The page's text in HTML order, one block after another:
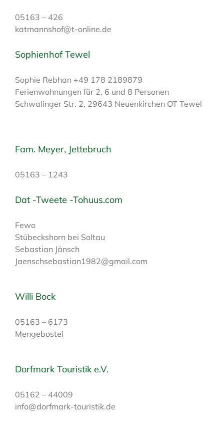
05163 – 426
katmannshof@t-online.de
Sophienhof Tewel
Sophie Rebhan +49 178 2189879
Ferienwohnungen für 2, 6 und 8 Personen
Schwalinger Str. 2, 29643 Neuenkirchen OT Tewel
Fam. Meyer, Jettebruch
05163 – 1243
Dat -Tweete -Tohuus.com
Fewo
Stübeckshorn bei Soltau
Sebastian Jänsch
Jaenschsebastian1982@gmail.com
Willi Bock
05163 – 6173
Mengebostel
Dorfmark Touristik e.V.
05162 – 44009
info@dorfmark-touristik.de